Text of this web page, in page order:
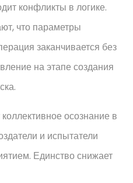
конфликты в логике.
что параметры
заканчивается без
на этапе создания
осознание в
и испытатели
Единство снижает